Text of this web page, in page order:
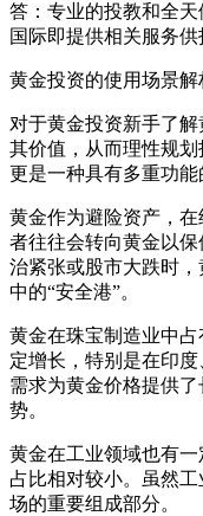
答：专业的投教和全
国际即提供相关服务供
黄金投资的使用场景解
对于黄金投资新手了
其价值，从而理性规划
更是一种具有多重功能
黄金作为避险资产，
者往往会转向黄金以
治紧张或股市大跌时
中的“安全港”。
黄金在珠宝制造业中
定增长，特别是在印
需求为黄金价格提供
势。
黄金在工业领域也有
占比相对较小。虽然
场的重要组成部分。